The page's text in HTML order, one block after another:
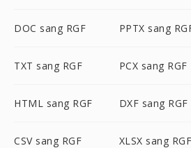
DOC sang RGF PPTX sang
TXT sang RGF PCX sang RGF
HTML sang RGF DXF sang RGF
CSV sang RGF XLSX sang RGF